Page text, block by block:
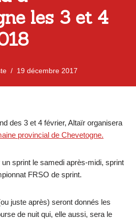
les 3 et 4
19 décembre 2017
des 3 et 4 février, Altaïr organisera
provincial de Chevetogne.
sprint le samedi après-midi, sprint
FRSO de sprint.
juste après) seront donnés les
de nuit qui, elle aussi, sera le